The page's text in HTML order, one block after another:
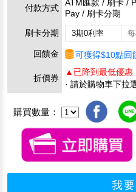
付款方式
ATM匯款 / 刷卡 /
Pay / 刷卡分期
刷卡分期
3期0利率
回饋金 可獲得$10點回
折價券
▲已降到最低優惠
· 請於購物車下拉
購買數量：
我